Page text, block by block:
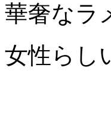
華奢なラ
女性らし